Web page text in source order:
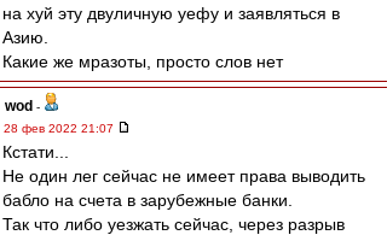
на хуй эту двуличную уефу и заявляться в
Азию.
Какие же мразоты, просто слов нет
wod -
28 фев 2022 21:07
Кстати...
Не один лег сейчас не имеет права выводить
бабло на счета в зарубежные банки.
Так что либо уезжать сейчас, через разрыв